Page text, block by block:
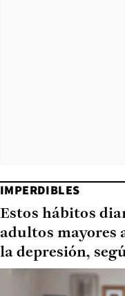
IMPERDIBLES
Estos hábitos
adultos mayores
la depresión,